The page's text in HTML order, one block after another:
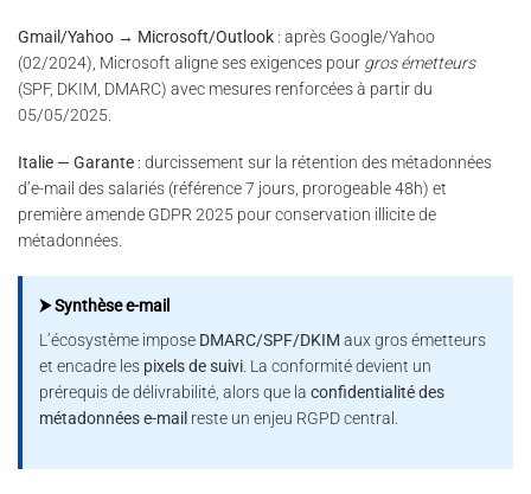
Gmail/Yahoo → Microsoft/Outlook : après Google/Yahoo
(02/2024), Microsoft aligne ses exigences pour gros émetteurs
(SPF, DKIM, DMARC) avec mesures renforcées à partir du
05/05/2025.
Italie — Garante : durcissement sur la rétention des métadonnées
d’e-mail des salariés (référence 7 jours, prorogeable 48h) et
première amende GDPR 2025 pour conservation illicite de
métadonnées.
⮞ Synthèse e-mail
L’écosystème impose DMARC/SPF/DKIM aux gros émetteurs
et encadre les pixels de suivi . La conformité devient un
prérequis de délivrabilité, alors que laconfidentialité des
métadonnées e-mail reste un enjeu RGPD central.